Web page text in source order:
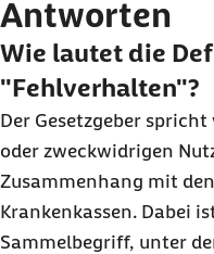
Antworten
Wie lautet die
"Fehlverhalten"?
Der Gesetzgeber
oder zweckwidrigen
Zusammenhang mit
Krankenkassen. Dabei
Sammelbegriff, unter